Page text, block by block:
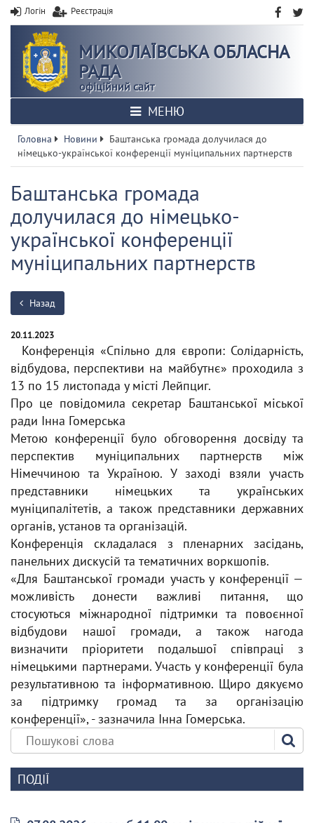
Логін Реєстрація
МИКОЛАЇВСЬКА ОБЛАСНА
РАДА
офіційний сайт
МЕНЮ
Головна Новини
Баштанська громада долучилася до
німецько-української конференції муніципальних партнерств
Баштанська громада
долучилася до німецько-
української конференції
муніципальних партнерств
Назад
20.11.2023
Конференція «Спільно для європи: Солідарність,
відбудова, перспективи на майбутнє» проходила з
13 по 15 листопада у місті Лейпциг.
Про це повідомила секретар Баштанської міської
ради Інна Гомерська
Метою конференції було обговорення досвіду та
перспектив муніципальних партнерств між
Німеччиною та Україною. У заході взяли участь
представники німецьких та українських
муніципалітетів, а також представники державних
органів, установ та організацій.
Конференція складалася з пленарних засідань,
панельних дискусій та тематичних воркшопів.
«Для Баштанської громади участь у конференції —
можливість донести важливі питання, що
стосуються міжнародної підтримки та повоєнної
відбудови нашої громади, а також нагода
визначити пріоритети подальшої співпраці з
німецькими партнерами. Участь у конференції була
результативною та інформативною. Щиро дякуємо
за підтримку громад та за організацію
конференції», - зазначила Інна Гомерська.
ПОДІЇ